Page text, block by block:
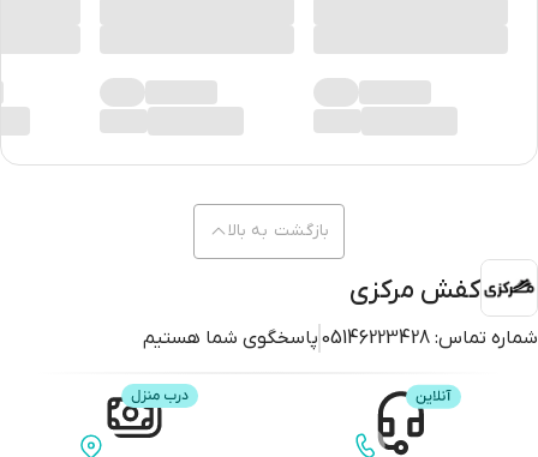
کفش مرکزی
شماره تماس: 05146223428 پاسخگوی شما هستیم
بازگشت به بالا